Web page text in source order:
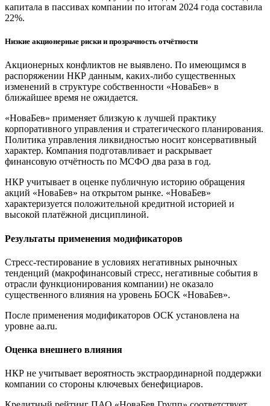
капитала в пассивах компании по итогам 2024 года составила
22%.
Низкие акционерные риски и прозрачность отчётности
Акционерных конфликтов не выявлено. По имеющимся в
распоряжении НКР данным, каких-либо существенных
изменений в структуре собственности «НоваБев» в
ближайшее время не ожидается.
«НоваБев» применяет близкую к лучшей практику
корпоративного управления и стратегического планирования.
Политика управления ликвидностью носит консервативный
характер. Компания подготавливает и раскрывает
финансовую отчётность по МСФО два раза в год.
НКР учитывает в оценке публичную историю обращения
акций «НоваБев» на открытом рынке. «НоваБев»
характеризуется положительной кредитной историей и
высокой платёжной дисциплиной.
Результаты применения модификаторов
Стресс-тестирование в условиях негативных рыночных
тенденций (макрофинансовый стресс, негативные события в
отрасли функционирования компании) не оказало
существенного влияния на уровень БОСК «НоваБев».
После применения модификаторов ОСК установлена на
уровне аа.ru.
Оценка внешнего влияния
НКР не учитывает вероятность экстраординарной поддержки
компании со стороны ключевых бенефициаров.